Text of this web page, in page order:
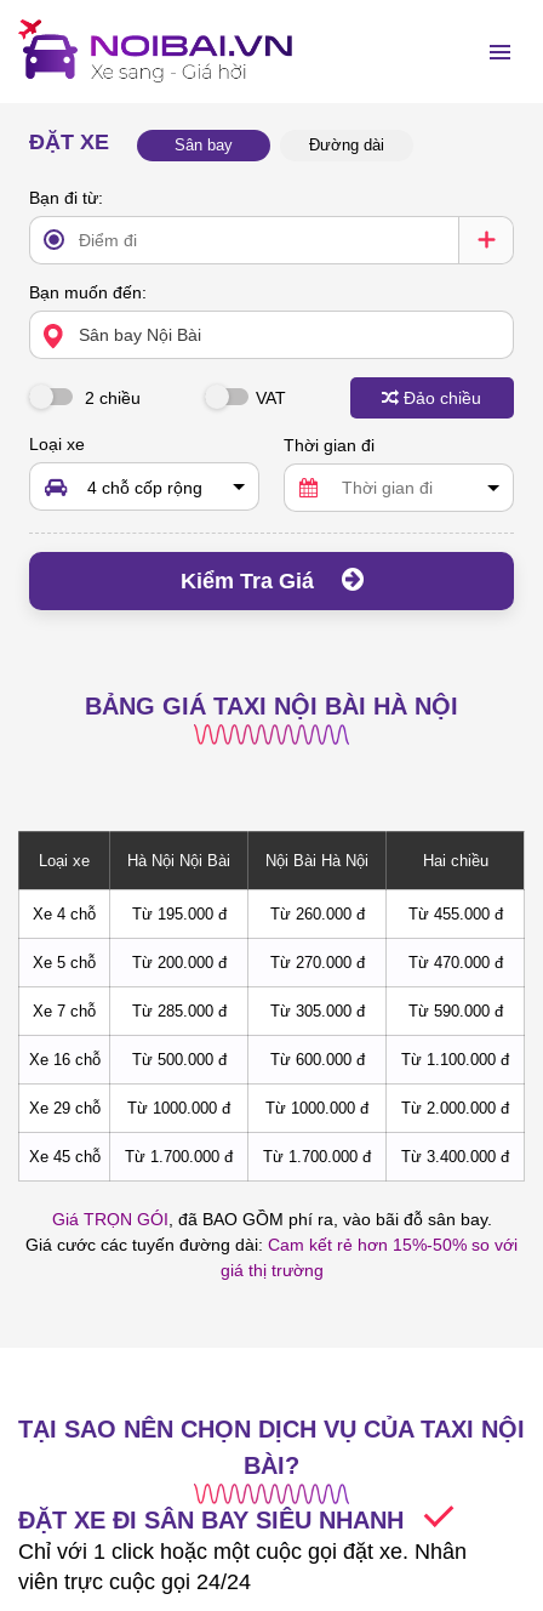
ĐẶT XE Sân bay Đường dài
Bạn đi từ:
Bạn muốn đến:
2 chiều VAT Đảo chiều
Loại xe
4 chỗ cốp rộng
Thời gian đi
Kiểm Tra Giá
BẢNG GIÁ TAXI NỘI BÀI HÀ NỘI
Loại xe Hà Nội Nội Bài Nội Bài Hà Nội Hai chiều
Xe 4 chỗ Từ 195.000 đ Từ 260.000 đ Từ 455.000 đ
Xe 5 chỗ Từ 200.000 đ Từ 270.000 đ Từ 470.000 đ
Xe 7 chỗ Từ 285.000 đ Từ 305.000 đ Từ 590.000 đ
Xe 16 chỗ Từ 500.000 đ Từ 600.000 đ Từ 1.100.000 đ
Xe 29 chỗ Từ 1000.000 đ Từ 1000.000 đ Từ 2.000.000 đ
Xe 45 chỗ Từ 1.700.000 đ Từ 1.700.000 đ Từ 3.400.000 đ
Giá TRỌN GÓI, đã BAO GỒM phí ra, vào bãi đỗ sân bay.
Giá cước các tuyến đường dài: Cam kết rẻ hơn 15%-50% so với
giá thị trường
TẠI SAO NÊN CHỌN DỊCH VỤ CỦA TAXI NỘI
BÀI?
ĐẶT XE ĐI SÂN BAY SIÊU NHANH
Chỉ với 1 click hoặc một cuộc gọi đặt xe. Nhân
viên trực cuộc gọi 24/24